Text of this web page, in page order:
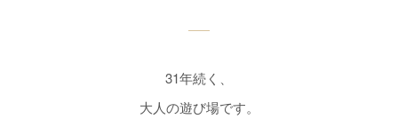
31年続く、
大人の遊び場です。